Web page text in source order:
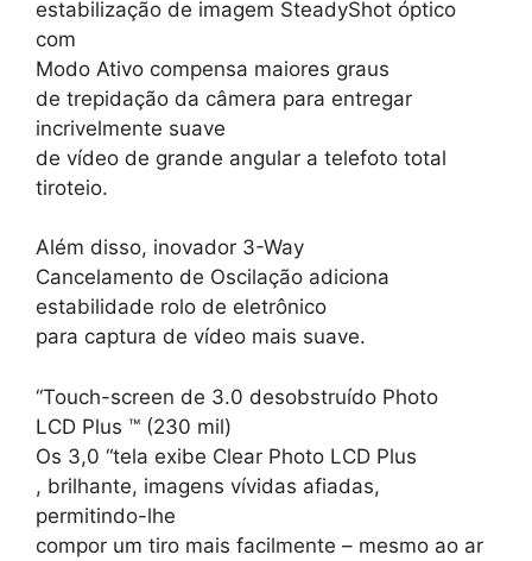
estabilização de imagem SteadyShot óptico
com
Modo Ativo compensa maiores graus
de trepidação da câmera para entregar
incrivelmente suave
de vídeo de grande angular a telefoto total
tiroteio.
Além disso, inovador 3-Way
Cancelamento de Oscilação adiciona
estabilidade rolo de eletrônico
para captura de vídeo mais suave.
“Touch-screen de 3.0 desobstruído Photo
LCD Plus ™ (230 mil)
Os 3,0 “tela exibe Clear Photo LCD Plus
, brilhante, imagens vívidas afiadas,
permitindo-lhe
compor um tiro mais facilmente – mesmo ao ar